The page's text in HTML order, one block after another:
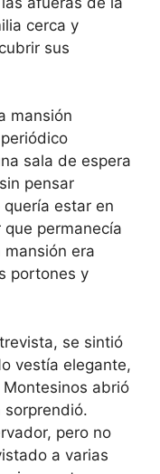
cerca y
sus
mansión
sala de espera
pensar
estar en
permanecía
era
portones y
se sintió
vestía elegante,
abrió
sorprendió.
pero no
a varias